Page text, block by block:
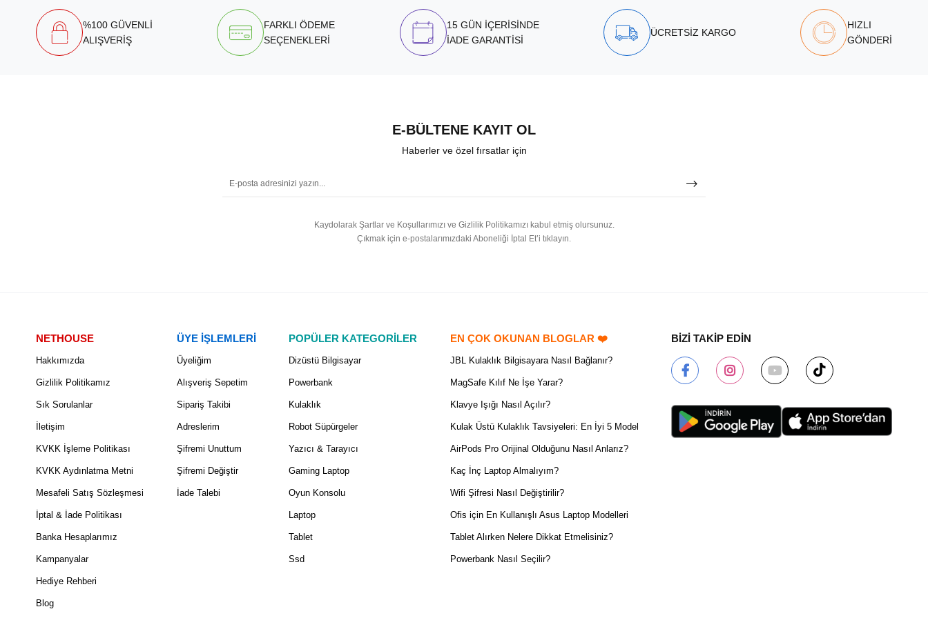
%100 GÜVENLİ
ALIŞVERİŞ
FARKLI ÖDEME
SEÇENEKLERİ
15 GÜN İÇERİSİNDE
İADE GARANTİSİ
ÜCRETSİZ KARGO
HIZLI
GÖNDERİ
E-BÜLTENE KAYIT OL
Haberler ve özel fırsatlar için
Kaydolarak Şartlar ve Koşullarımızı ve Gizlilik Politikamızı kabul etmiş olursunuz.
Çıkmak için e-postalarımızdaki Aboneliği İptal Et’i tıklayın.
NETHOUSE
Hakkımızda
Gizlilik Politikamız
Sık Sorulanlar
İletişim
KVKK İşleme Politikası
KVKK Aydınlatma Metni
Mesafeli Satış Sözleşmesi
İptal & İade Politikası
Banka Hesaplarımız
Kampanyalar
Hediye Rehberi
Blog
ÜYE İŞLEMLERİ
Üyeliğim
Alışveriş Sepetim
Sipariş Takibi
Adreslerim
Şifremi Unuttum
Şifremi Değiştir
İade Talebi
POPÜLER KATEGORİLER
Dizüstü Bilgisayar
Powerbank
Kulaklık
Robot Süpürgeler
Yazıcı & Tarayıcı
Gaming Laptop
Oyun Konsolu
Laptop
Tablet
Ssd
EN ÇOK OKUNAN BLOGLAR ❤️
JBL Kulaklık Bilgisayara Nasıl Bağlanır?
MagSafe Kılıf Ne İşe Yarar?
Klavye Işığı Nasıl Açılır?
Kulak Üstü Kulaklık Tavsiyeleri: En İyi 5 Model
AirPods Pro Orijinal Olduğunu Nasıl Anlarız?
Kaç İnç Laptop Almalıyım?
Wifi Şifresi Nasıl Değiştirilir?
Ofis için En Kullanışlı Asus Laptop Modelleri
Tablet Alırken Nelere Dikkat Etmelisiniz?
Powerbank Nasıl Seçilir?
BİZİ TAKİP EDİN